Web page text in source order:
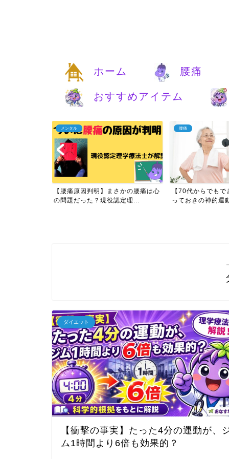
ホーム 腰痛
おすすめアイテム
メンタル
【腰痛原因判明】まさかの腰痛は心
の問題だった？現役認定理...
腰痛
【70代からでもで
っておきの神的運
ダイエット
【衝撃の事実】たった4分の運動が、
ム1時間より6倍も効果的？